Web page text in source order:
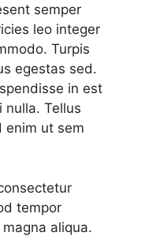
semper
leo integer
Turpis
egestas sed.
in est
nulla. Tellus
enim ut sem
tempor
aliqua.